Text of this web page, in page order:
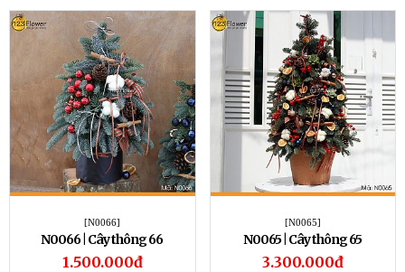
[N0066]
N0066 | Cây thông 66
1.500.000đ
[N0065]
N0065 | Cây thông 65
3.300.000đ